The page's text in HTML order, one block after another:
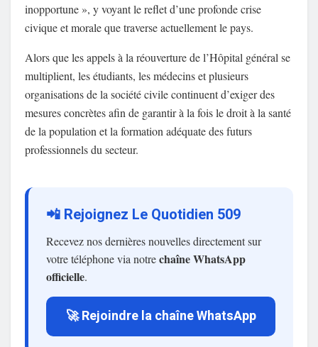
inopportune », y voyant le reflet d’une profonde crise
civique et morale que traverse actuellement le pays.
Alors que les appels à la réouverture de l’Hôpital général se
multiplient, les étudiants, les médecins et plusieurs
organisations de la société civile continuent d’exiger des
mesures concrètes afin de garantir à la fois le droit à la santé
de la population et la formation adéquate des futurs
professionnels du secteur.
📲 Rejoignez Le Quotidien 509
Recevez nos dernières nouvelles directement sur
votre téléphone via notrechaîne WhatsApp
officielle.
🚀 Rejoindre la chaîne WhatsApp